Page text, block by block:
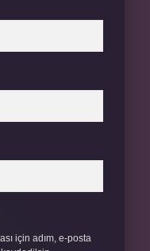
için adım, e-posta